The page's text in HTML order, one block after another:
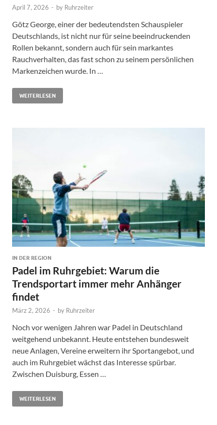
April 7, 2026 - by Ruhrzeiter
Götz George, einer der bedeutendsten Schauspieler
Deutschlands, ist nicht nur für seine beeindruckenden
Rollen bekannt, sondern auch für sein markantes
Rauchverhalten, das fast schon zu seinem persönlichen
Markenzeichen wurde. In …
WEITERLESEN
IN DER REGION
Padel im Ruhrgebiet: Warum die
Trendsportart immer mehr Anhänger
findet
März 2, 2026 - by Ruhrzeiter
Noch vor wenigen Jahren war Padel in Deutschland
weitgehend unbekannt. Heute entstehen bundesweit
neue Anlagen, Vereine erweitern ihr Sportangebot, und
auch im Ruhrgebiet wächst das Interesse spürbar.
Zwischen Duisburg, Essen …
WEITERLESEN